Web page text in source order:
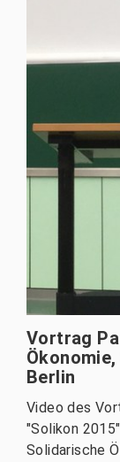
Vortrag
Berlin
Video des
"Solikon
Solidarische